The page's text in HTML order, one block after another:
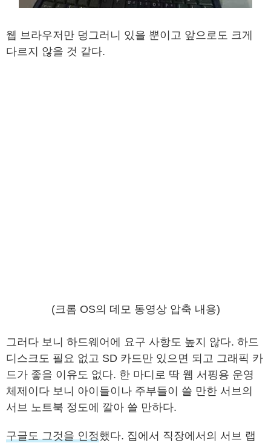
웹 브라우저만 덩그러니 있을 뿐이고 앞으로도 크게
다르지 않을 것 같다.
(크롬 OS의 데모 동영상 압축 내용)
그러다 보니 하드웨어에 요구 사항도 높지 않다. 하드
디스크도 필요 없고 SD 카드만 있으면 되고 그래픽 카
드가 좋을 이유도 없다. 한 마디로 딱 웹 서핑용 운영
체제이다 보니 아이들이나 주부들이 쓸 만한 서브의
서브 노트북 정도에 깔아 쓸 만하다.
구글도 그것을 인정했다. 집에서 직장에서의 서브 랩